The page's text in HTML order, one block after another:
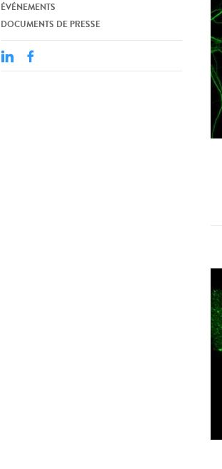
ÉVÉNEMENTS
DOCUMENTS DE PRESSE